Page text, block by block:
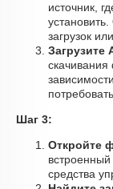
источник,
загрузок
Загрузите
Шаг 3:
Откройте
средства